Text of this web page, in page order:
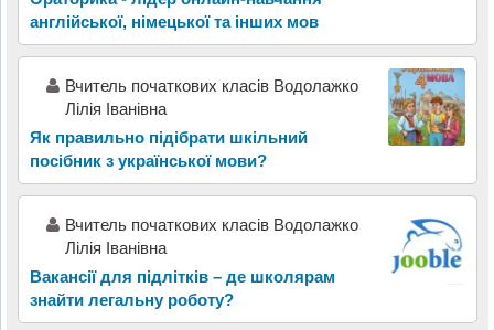
англійської, німецької та інших мов
Вчитель початкових класів Водолажко
Лілія Іванівна
Як правильно підібрати шкільний
посібник з української мови?
Вчитель початкових класів Водолажко
Лілія Іванівна
Вакансії для підлітків – де школярам
знайти легальну роботу?